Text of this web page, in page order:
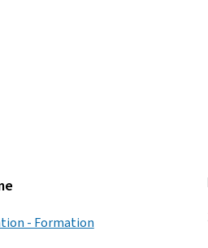
- Formation